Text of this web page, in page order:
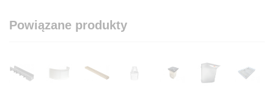
Powiązane produkty